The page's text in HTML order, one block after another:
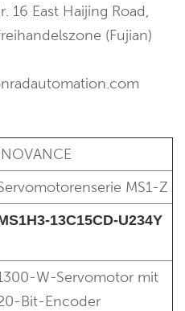
16 East Haijing Road,
(Fujian)
MS1-Z
13C15CD-U234Y
W-Servomotor mit
Bit-Encoder